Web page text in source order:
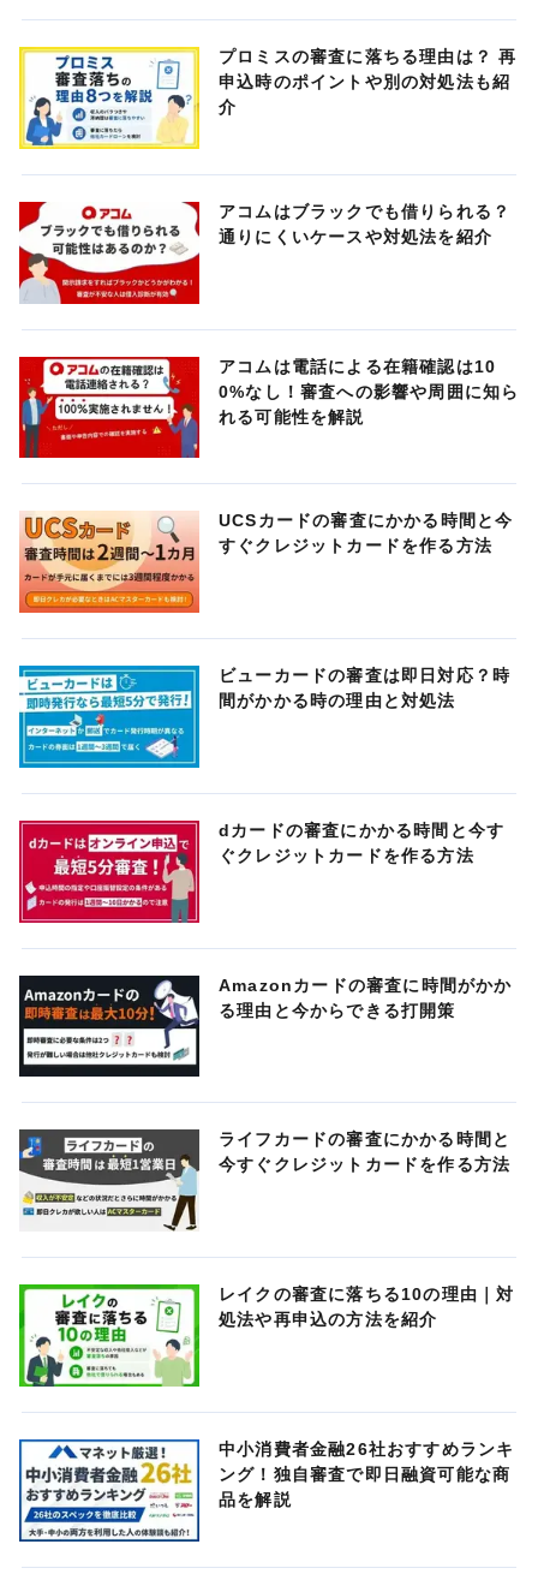
プロミスの審査に落ちる理由は？ 再
申込時のポイントや別の対処法も紹
介
アコムはブラックでも借りられる？
通りにくいケースや対処法を紹介
アコムは電話による在籍確認は10
0%なし！審査への影響や周囲に知ら
れる可能性を解説
UCSカードの審査にかかる時間と今
すぐクレジットカードを作る方法
ビューカードの審査は即日対応？時
間がかかる時の理由と対処法
dカードの審査にかかる時間と今す
ぐクレジットカードを作る方法
Amazonカードの審査に時間がかか
る理由と今からできる打開策
ライフカードの審査にかかる時間と
今すぐクレジットカードを作る方法
レイクの審査に落ちる10の理由｜対
処法や再申込の方法を紹介
中小消費者金融26社おすすめランキ
ング！独自審査で即日融資可能な商
品を解説